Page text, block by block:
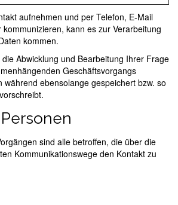
aufnehmen und per Telefon, E-Mail
kann es zur Verarbeitung
kommen.
Abwicklung und Bearbeitung Ihrer Frage
Geschäftsvorgangs
während ebensolange gespeichert bzw. so
sind alle betroffen, die über die
Kommunikationswege den Kontakt zu